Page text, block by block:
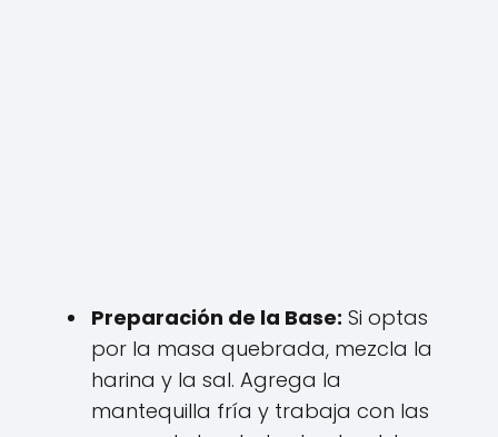
Preparación de la Base: Si optas
por la masa quebrada, mezcla la
harina y la sal. Agrega la
mantequilla fría y trabaja con las